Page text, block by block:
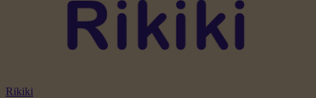
Rikiki